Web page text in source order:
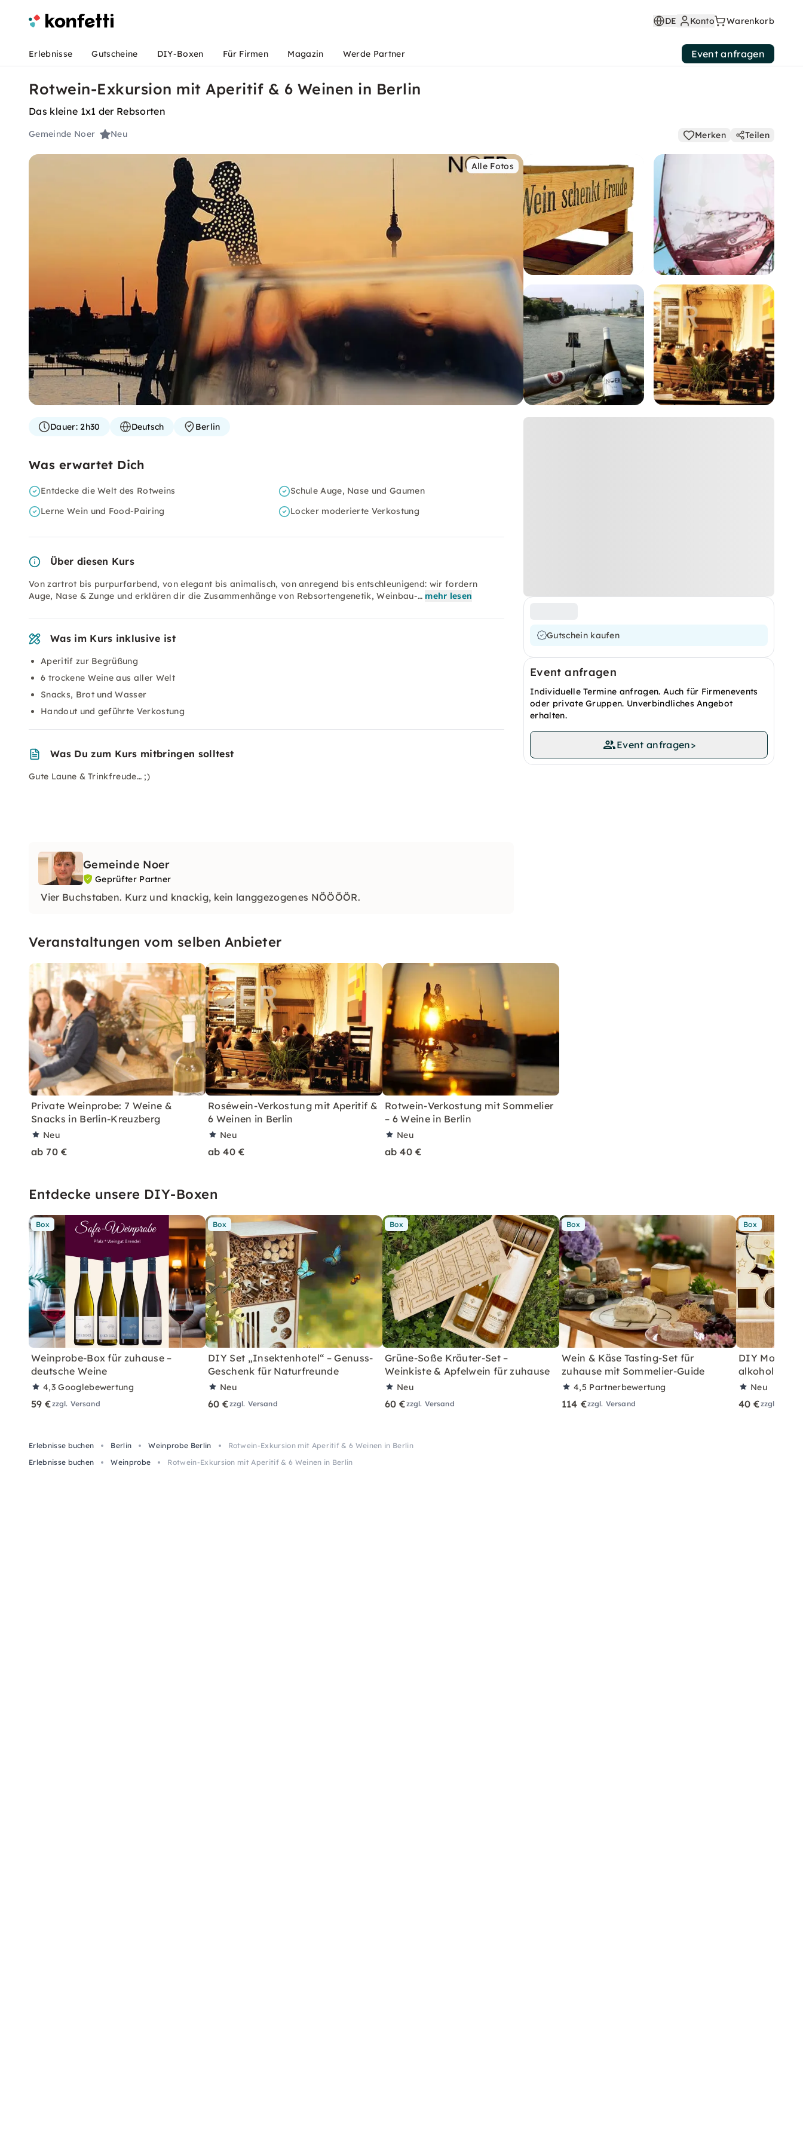
DE Konto Warenkorb
Erlebnisse Gutscheine DIY-Boxen Für Firmen Magazin Werde Partner Event anfragen
Rotwein-Exkursion mit Aperitif & 6 Weinen in Berlin
Das kleine 1x1 der Rebsorten
Gemeinde Noer Neu Merken Teilen
Alle Fotos
Gutschein kaufen
Event anfragen
Individuelle Termine anfragen. Auch für Firmenevents
oder private Gruppen. Unverbindliches Angebot
erhalten.
Event anfragen>
Dauer:2h30 Deutsch Berlin
Was erwartet Dich
Entdecke die Welt des Rotweins
Schule Auge, Nase und Gaumen
Lerne Wein und Food-Pairing
Locker moderierte Verkostung
Über diesen Kurs
Von zartrot bis purpurfarbend, von elegant bis animalisch, von anregend bis entschleunigend: wir fordern
Auge, Nase & Zunge und erklären dir die Zusammenhänge von Rebsortengenetik, Weinbau-… mehr lesen
Was im Kurs inklusive ist
Aperitif zur Begrüßung
6 trockene Weine aus aller Welt
Snacks, Brot und Wasser
Handout und geführte Verkostung
Was Du zum Kurs mitbringen solltest
Gute Laune & Trinkfreude… ;)
Gemeinde Noer
Geprüfter Partner
Vier Buchstaben. Kurz und knackig, kein langgezogenes NÖÖÖÖR.
Veranstaltungen vom selben Anbieter
Private Weinprobe: 7 Weine &
Snacks in Berlin-Kreuzberg
Neu
ab 70 €
Roséwein-Verkostung mit Aperitif &
6 Weinen in Berlin
Neu
ab 40 €
Rotwein-Verkostung mit Sommelier
– 6 Weine in Berlin
Neu
ab 40 €
Entdecke unsere DIY-Boxen
Box
Weinprobe-Box für zuhause –
deutsche Weine
4,3Googlebewertung
59 €zzgl. Versand
Box
DIY Set „Insektenhotel“ – Genuss-
Geschenk für Naturfreunde
Neu
60 €zzgl. Versand
Box
Grüne-Soße Kräuter-Set –
Weinkiste & Apfelwein für zuhause
Neu
60 €zzgl. Versand
Box
Wein & Käse Tasting-Set für
zuhause mit Sommelier-Guide
4,5 Partnerbewertung
114 €zzgl. Versand
Box
DIY
Neu
40 €zzgl.
Erlebnisse buchen Berlin Weinprobe Berlin
Rotwein-Exkursion mit Aperitif & 6 Weinen in Berlin
Erlebnisse buchen
Weinprobe Rotwein-Exkursion mit Aperitif & 6 Weinen in Berlin